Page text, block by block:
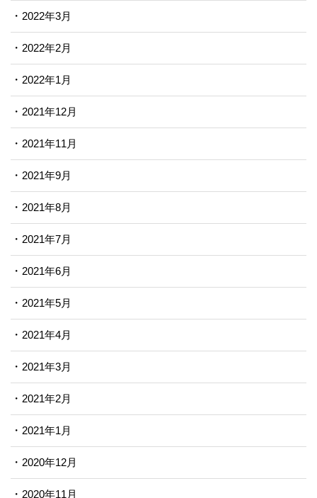
2022年3月
2022年2月
2022年1月
2021年12月
2021年11月
2021年9月
2021年8月
2021年7月
2021年6月
2021年5月
2021年4月
2021年3月
2021年2月
2021年1月
2020年12月
2020年11月